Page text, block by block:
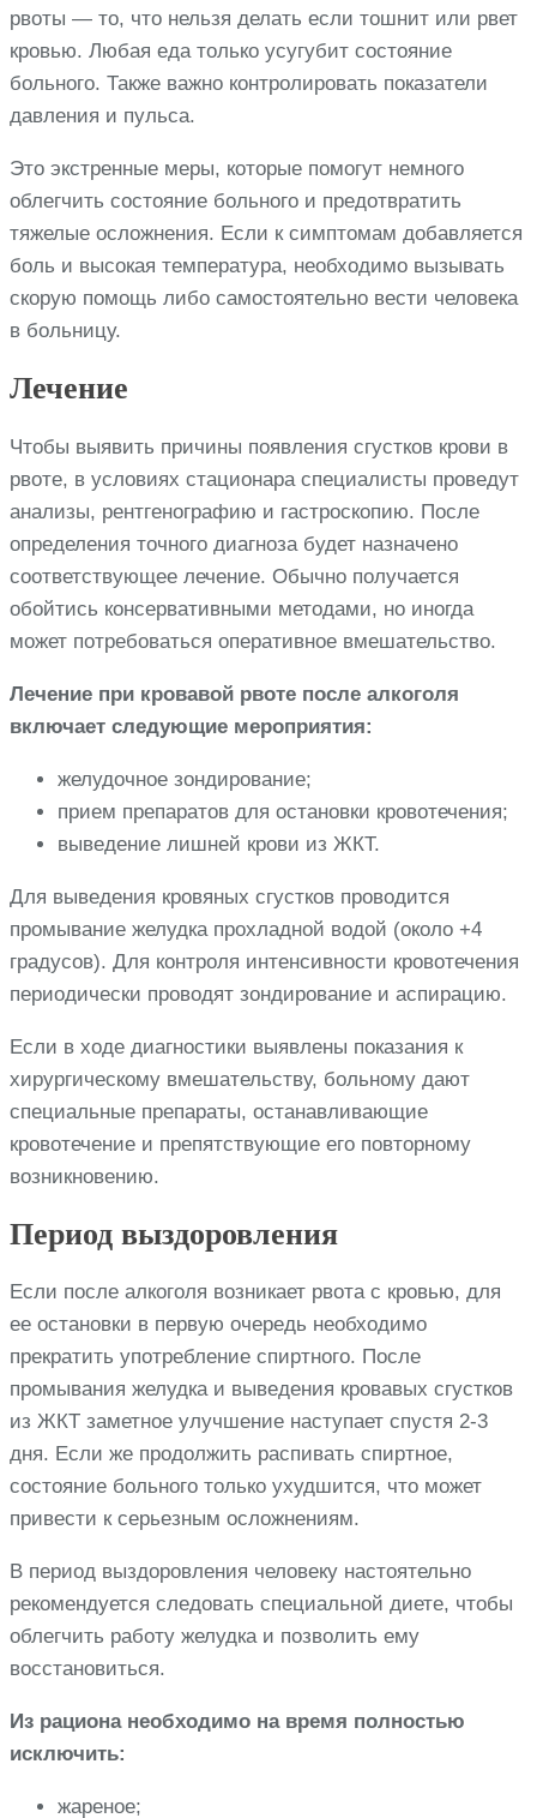
рвоты — то, что нельзя делать если тошнит или рвет
кровью. Любая еда только усугубит состояние
больного. Также важно контролировать показатели
давления и пульса.
Это экстренные меры, которые помогут немного
облегчить состояние больного и предотвратить
тяжелые осложнения. Если к симптомам добавляется
боль и высокая температура, необходимо вызывать
скорую помощь либо самостоятельно вести человека
в больницу.
Лечение
Чтобы выявить причины появления сгустков крови в
рвоте, в условиях стационара специалисты проведут
анализы, рентгенографию и гастроскопию. После
определения точного диагноза будет назначено
соответствующее лечение. Обычно получается
обойтись консервативными методами, но иногда
может потребоваться оперативное вмешательство.
Лечение при кровавой рвоте после алкоголя
включает следующие мероприятия:
желудочное зондирование;
прием препаратов для остановки кровотечения;
выведение лишней крови из ЖКТ.
Для выведения кровяных сгустков проводится
промывание желудка прохладной водой (около +4
градусов). Для контроля интенсивности кровотечения
периодически проводят зондирование и аспирацию.
Если в ходе диагностики выявлены показания к
хирургическому вмешательству, больному дают
специальные препараты, останавливающие
кровотечение и препятствующие его повторному
возникновению.
Период выздоровления
Если после алкоголя возникает рвота с кровью, для
ее остановки в первую очередь необходимо
прекратить употребление спиртного. После
промывания желудка и выведения кровавых сгустков
из ЖКТ заметное улучшение наступает спустя 2-3
дня. Если же продолжить распивать спиртное,
состояние больного только ухудшится, что может
привести к серьезным осложнениям.
В период выздоровления человеку настоятельно
рекомендуется следовать специальной диете, чтобы
облегчить работу желудка и позволить ему
восстановиться.
Из рациона необходимо на время полностью
исключить:
жареное;